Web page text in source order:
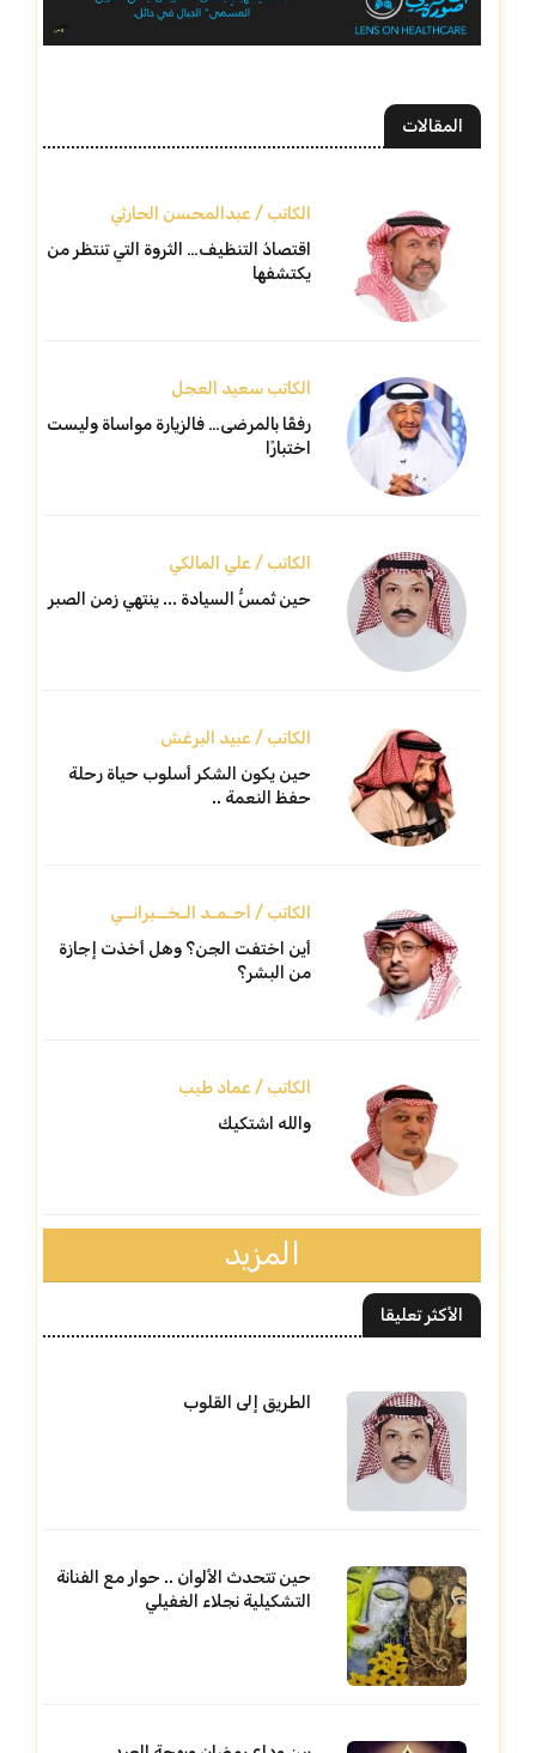
المقالات
الكاتب / عبدالمحسن الحارثي
اقتصادُ التنظيف… الثروة التي تنتظر من
يكتشفها
الكاتب سعيد العجل
رفقًا بالمرضى… فالزيارة مواساة وليست
اختبارًا
الكاتب / علي المالكي
حين تُمسُّ السيادة ... ينتهي زمن الصبر
الكاتب / عبيد البرغش
حين يكون الشكر أسلوب حياة رحلة
حفظ النعمة ..
الكاتب / أحـمـد الـخــبرانــي
أين اختفت الجن؟ وهل أخذت إجازة
من البشر؟
الكاتب / عماد طيب
والله اشتكيك
المزيد
الأكثر تعليقا
الطريق إلى القلوب
حين تتحدث الألوان .. حوار مع الفنانة
التشكيلية نجلاء الغفيلي